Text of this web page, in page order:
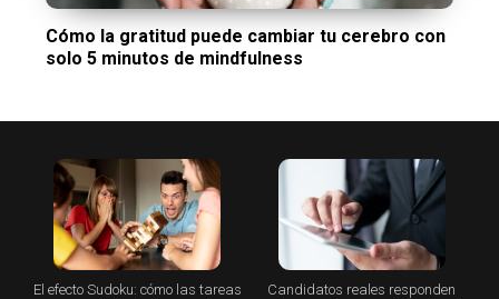
Cómo la gratitud puede cambiar tu cerebro con
solo 5 minutos de mindfulness
El efecto Sudoku: cómo las tareas
Candidatos reales responden